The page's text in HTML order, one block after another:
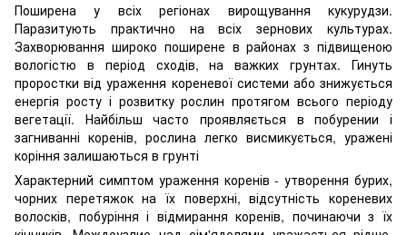
Поширена у всіх регіонах вирощування кукурудзи.
Паразитують практично на всіх зернових культурах.
Захворювання широко поширене в районах з підвищеною
вологістю в період сходів, на важких грунтах. Гинуть
проростки від ураження кореневої системи або знижується
енергія росту і розвитку рослин протягом всього періоду
вегетації. Найбільш часто проявляється в побурении і
загниванні коренів, рослина легко висмикується, уражені
коріння залишаються в грунті
Характерний симптом ураження коренів - утворення бурих,
чорних перетяжок на їх поверхні, відсутність кореневих
волосків, побуріння і відмирання коренів, починаючи з їх